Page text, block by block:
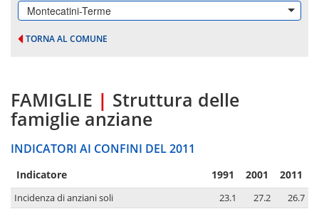
Montecatini-Terme
TORNA AL COMUNE
FAMIGLIE | Struttura delle
famiglie anziane
INDICATORI AI CONFINI DEL 2011
Indicatore 1991 2001 2011
Incidenza di anziani soli 23.1 27.2
26.7